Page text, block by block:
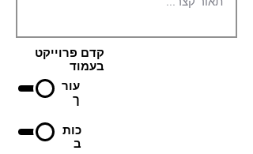
קדם פרוייקט
בעמוד
עור
ך
כות
ב